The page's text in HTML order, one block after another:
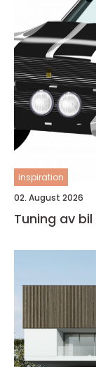
inspiration
02. August 2026